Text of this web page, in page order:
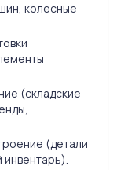
колесные
(складские
(детали